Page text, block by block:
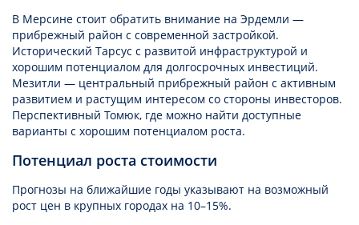
В Мерсине стоит обратить внимание на Эрдемли —
прибрежный район с современной застройкой.
Исторический Тарсус с развитой инфраструктурой и
хорошим потенциалом для долгосрочных инвестиций.
Мезитли — центральный прибрежный район с активным
развитием и растущим интересом со стороны инвесторов.
Перспективный Томюк, где можно найти доступные
варианты с хорошим потенциалом роста.
Потенциал роста стоимости
Прогнозы на ближайшие годы указывают на возможный
рост цен в крупных городах на 10–15%.